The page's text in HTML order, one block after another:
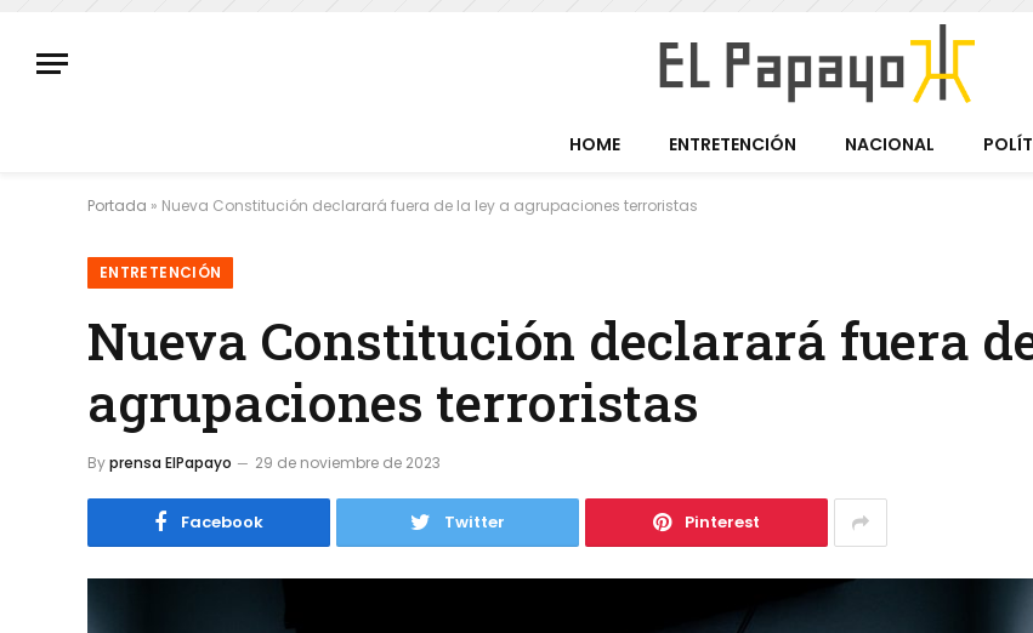
HOME ENTRETENCIÓN NACIONAL
Portada » Nueva Constitución declarará fuera de la ley a agrupaciones terroristas
ENTRETENCIÓN
Nueva Constitución declarará fuera
agrupaciones terroristas
Byprensa ElPapayo 29 de noviembre de 2023
Facebook Twitter Pinterest